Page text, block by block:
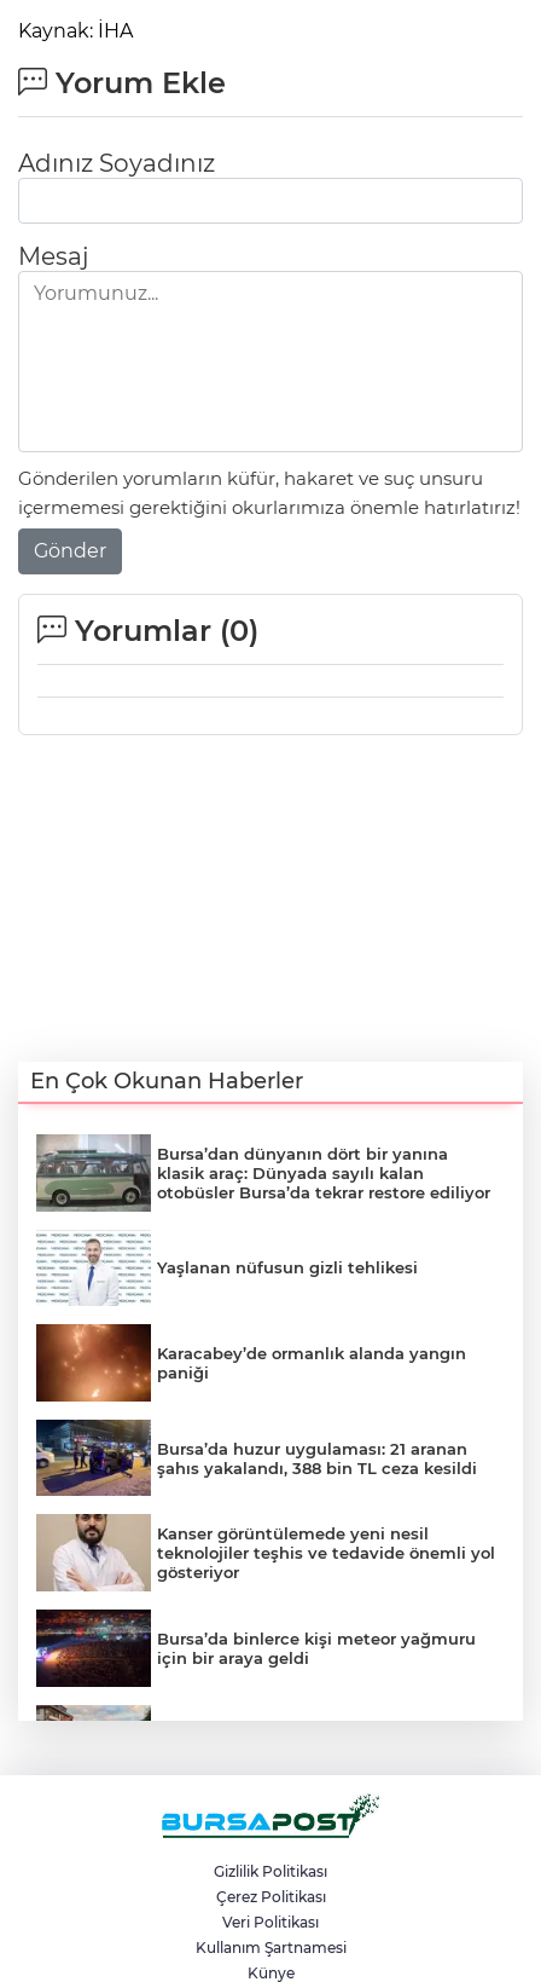
Kaynak: İHA
Yorum Ekle
Adınız Soyadınız
Mesaj
Gönderilen yorumların küfür, hakaret ve suç unsuru
içermemesi gerektiğini okurlarımıza önemle hatırlatırız!
Gönder
Yorumlar (0)
En Çok Okunan Haberler
Bursa’dan dünyanın dört bir yanına
klasik araç: Dünyada sayılı kalan
otobüsler Bursa’da tekrar restore ediliyor
Yaşlanan nüfusun gizli tehlikesi
Karacabey’de ormanlık alanda yangın
paniği
Bursa’da huzur uygulaması: 21 aranan
şahıs yakalandı, 388 bin TL ceza kesildi
Kanser görüntülemede yeni nesil
teknolojiler teşhis ve tedavide önemli yol
gösteriyor
Bursa’da binlerce kişi meteor yağmuru
için bir araya geldi
Osmangazi Belediyesi pazarlardan aylık
Kestel’de yollar yenilenip genişletiliyor
Gizlilik Politikası
Çerez Politikası
Veri Politikası
Kullanım Şartnamesi
Künye